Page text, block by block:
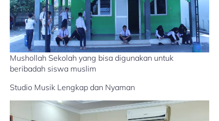
Mushollah Sekolah yang bisa digunakan untuk
beribadah siswa muslim
Studio Musik Lengkap dan Nyaman